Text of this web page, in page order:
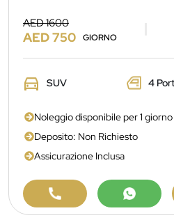
AED 1600
AED 750 GIORNO
SUV 4
Noleggio disponibile per 1 giorno
Deposito: Non Richiesto
Assicurazione Inclusa